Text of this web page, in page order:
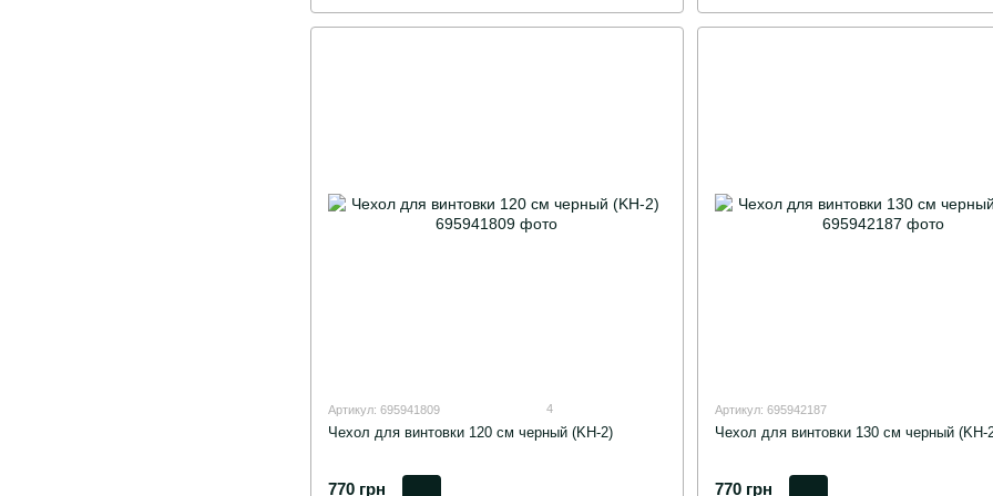
Артикул: 695941809 4
Чехол для винтовки 120 см черный (KH-2)
770 грн
Артикул: 695942187
Чехол для винтовки 130 см черный (KH-
770 грн